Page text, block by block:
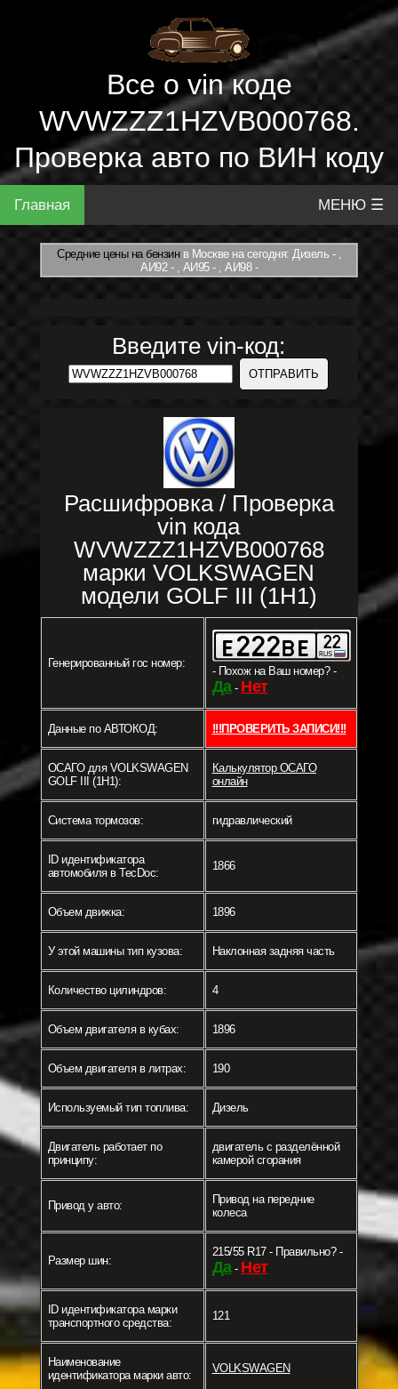
Все о vin коде
WVWZZZ1HZVB000768.
Проверка авто по ВИН коду
Главная МЕНЮ ☰
Средние цены на бензинв Москве на сегодня: Дизель - ,
АИ92 - , АИ95 - , АИ98 -
Введите vin-код:
Расшифровка / Проверка
vin кода
WVWZZZ1HZVB000768
марки VOLKSWAGEN
модели GOLF III (1H1)
Генерированный гос номер:
- Похож на Ваш номер? -
Да- Нет
Данные по АВТОКОД: !!!ПРОВЕРИТЬ ЗАПИСИ!!!
ОСАГО для VOLKSWAGEN
GOLF III (1H1):
Калькулятор ОСАГО
онлайн
Система тормозов: гидравлический
ID идентификатора
автомобиля в TecDoc:
1866
Объем движка: 1896
У этой машины тип кузова: Наклонная задняя часть
Количество цилиндров: 4
Объем двигателя в кубах: 1896
Объем двигателя в литрах: 190
Используемый тип топлива: Дизель
Двигатель работает по
принципу:
двигатель с разделённой
камерой сгорания
Привод у авто:
Привод на передние
колеса
Размер шин:
215/55 R17 - Правильно? -
Да- Нет
ID идентификатора марки
транспортного средства:
121
Наименование
идентификатора марки авто:
VOLKSWAGEN